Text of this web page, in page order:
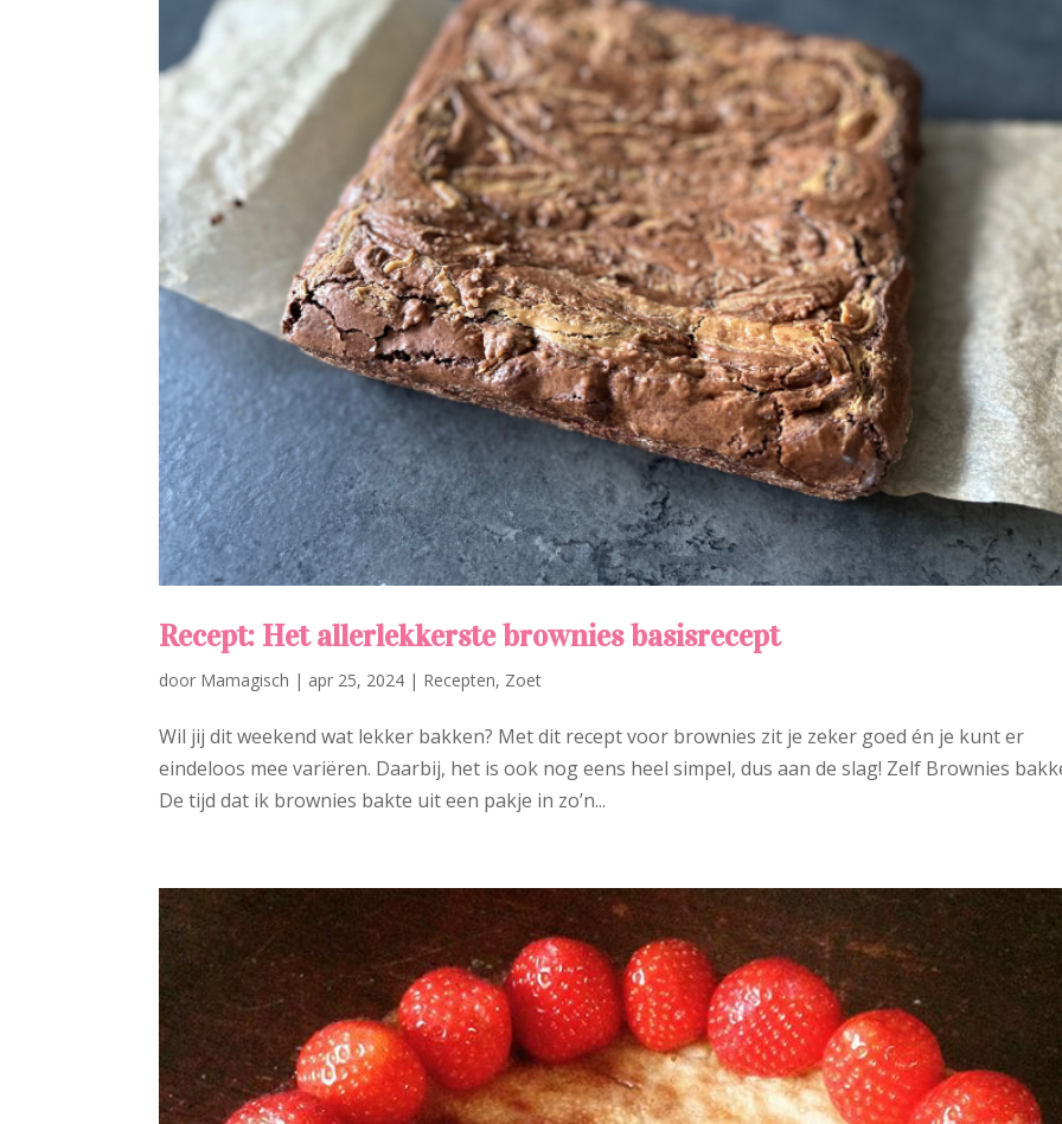
Recept: Het allerlekkerste brownies basisrecept
door Mamagisch | apr 25, 2024 | Recepten, Zoet
Wil jij dit weekend wat lekker bakken? Met dit recept voor brownies zit je zeker goed én je kunt er
eindeloos mee variëren. Daarbij, het is ook nog eens heel simpel, dus aan de slag! Zelf Brownies
De tijd dat ik brownies bakte uit een pakje in zo’n...